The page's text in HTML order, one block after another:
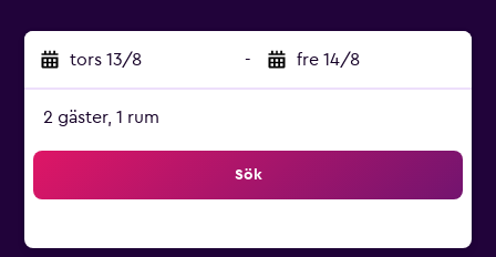
tors 13/8 - fre 14/8
2 gäster, 1 rum
Sök